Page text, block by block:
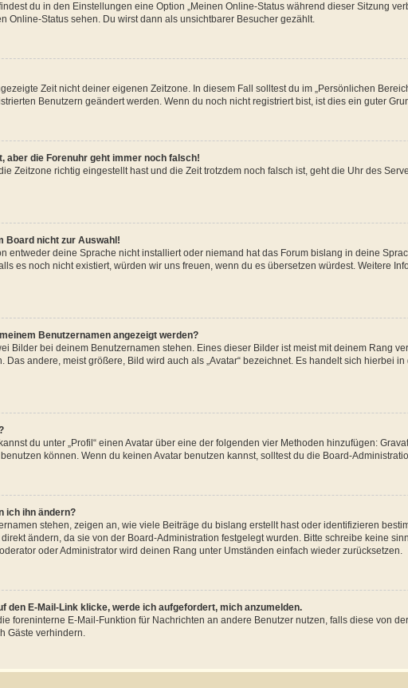
du in den Einstellungen eine Option „Meinen Online-Status während dieser Sitzung
Online-Status sehen. Du wirst dann als unsichtbarer Besucher gezählt.
Zeit nicht deiner eigenen Zeitzone. In diesem Fall solltest du im „Persönlichen
Benutzern geändert werden. Wenn du noch nicht registriert bist, ist dies ein guter
aber die Forenuhr geht immer noch falsch!
Zeitzone richtig eingestellt hast und die Zeit trotzdem noch falsch ist, geht die Uhr des
Board nicht zur Auswahl!
entweder deine Sprache nicht installiert oder niemand hat das Forum bislang in deine
es noch nicht existiert, würden wir uns freuen, wenn du es übersetzen würdest. Weitere
Benutzernamen angezeigt werden?
Bilder bei deinem Benutzernamen stehen. Eines dieser Bilder ist meist mit deinem Rang
Das andere, meist größere, Bild wird auch als „Avatar“ bezeichnet. Es handelt sich hierbei
du unter „Profil“ einen Avatar über eine der folgenden vier Methoden hinzufügen:
können. Wenn du keinen Avatar benutzen kannst, solltest du die Board-
ich ihn ändern?
stehen, zeigen an, wie viele Beiträge du bislang erstellt hast oder identifizieren
ändern, da sie von der Board-Administration festgelegt wurden. Bitte schreibe keine
oder Administrator wird deinen Rang unter Umständen einfach wieder zurücksetzen.
den E-Mail-Link klicke, werde ich aufgefordert, mich anzumelden.
foreninterne E-Mail-Funktion für Nachrichten an andere Benutzer nutzen, falls diese von
Gäste verhindern.